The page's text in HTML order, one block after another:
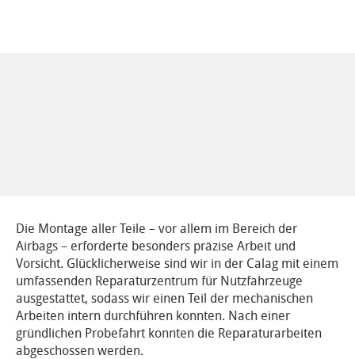
Die Montage aller Teile – vor allem im Bereich der
Airbags – erforderte besonders präzise Arbeit und
Vorsicht. Glücklicherweise sind wir in der Calag mit einem
umfassenden Reparaturzentrum für Nutzfahrzeuge
ausgestattet, sodass wir einen Teil der mechanischen
Arbeiten intern durchführen konnten. Nach einer
gründlichen Probefahrt konnten die Reparaturarbeiten
abgeschossen werden.